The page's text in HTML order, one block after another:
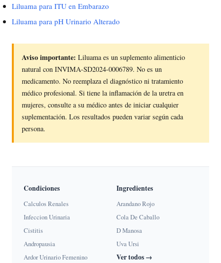
Liluama para ITU en Embarazo
Liluama para pH Urinario Alterado
Aviso importante: Liluama es un suplemento alimenticio
natural con INVIMA-SD2024-0006789. No es un
medicamento. No reemplaza el diagnóstico ni tratamiento
médico profesional. Si tiene la inflamación de la uretra en
mujeres, consulte a su médico antes de iniciar cualquier
suplementación. Los resultados pueden variar según cada
persona.
Condiciones
Calculos Renales
Infeccion Urinaria
Cistitis
Andropausia
Ardor Urinario Femenino
Ingredientes
Arandano Rojo
Cola De Caballo
D Manosa
Uva Ursi
Ver todos →